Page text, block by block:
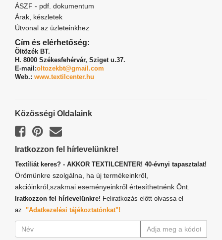
ÁSZF - pdf. dokumentum
Árak, készletek
Útvonal az üzleteinkhez
Cím és elérhetőség:
Öltözék BT.
H. 8000 Székesfehérvár, Sziget u.37.
E-mail:oltozekbt@gmail.com
Web.: www.textilcenter.hu
Közösségi Oldalaink
Iratkozzon fel hírlevelünkre!
Textíliát keres? - AKKOR TEXTILCENTER! 40-évnyi tapasztalat!
Örömünkre szolgálna, ha új termékeinkről,
akcióinkról,szakmai eseményeinkről értesíthetnénk Önt.
Iratkozzon fel hírlevelünkre! Feliratkozás előtt olvassa el
az "Adatkezelési tájékoztatónkat"!